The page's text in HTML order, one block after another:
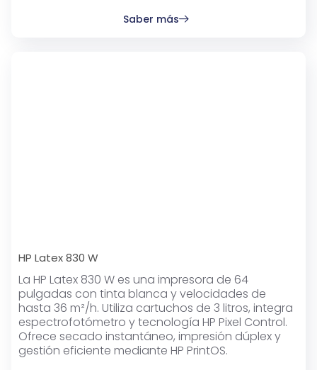
Saber más
HP Latex 830 W
La HP Latex 830 W es una impresora de 64
pulgadas con tinta blanca y velocidades de
hasta 36 m²/h. Utiliza cartuchos de 3 litros, integra
espectrofotómetro y tecnología HP Pixel Control.
Ofrece secado instantáneo, impresión dúplex y
gestión eficiente mediante HP PrintOS.